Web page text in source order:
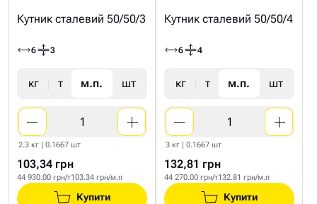
Кутник сталевий 50/50/3
6 3
кг т м.п. шт
2.3 кг | 0.1667 шт
103,34 грн
44 930.00 грн/т103.34 грн/м.п
Купити
Кутник сталевий 50/50/4
6 4
кг т м.п. шт
3 кг | 0.1667 шт
132,81 грн
44 270.00 грн/т132.81 грн/м.п
Купити